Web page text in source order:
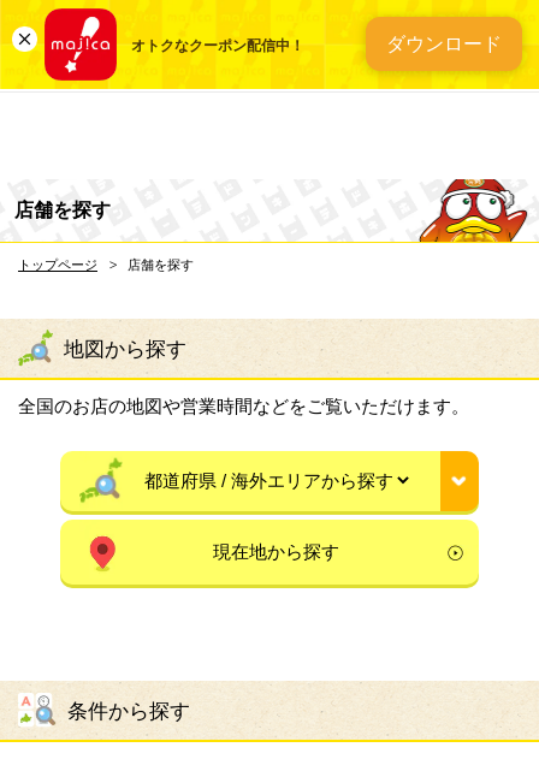
オトクなクーポン配信中！ ダウンロード
総合ディスカウント
店舗を探す
トップページ 店舗を探す
地図から探す
全国のお店の地図や営業時間などをご覧いただけます。
現在地から探す
条件から探す